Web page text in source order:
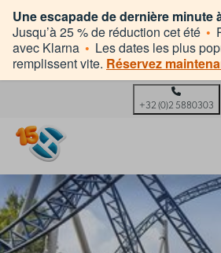
Une escapade de dernière minute
Jusqu’à 25 % de réduction cet été •
avec Klarna • Les dates les plus
remplissent vite. Réservez
+32 (0)2 5880303